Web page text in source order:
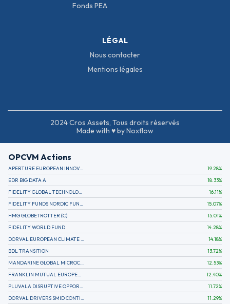
Fonds PEA
LÉGAL
Nous contacter
Mentions légales
2024 Cros Assets, Tous droits réservés
Made with ♥ by Noxflow
OPCVM Actions
APERTURE EUROPEAN INNOVATION 19.28%
EDR BIG DATA A
18.33%
FIDELITY GLOBAL TECHNOLOGY FUND A EUR
16.11%
FIDELITY FUNDS NORDIC FUND A
15.07%
HMG GLOBETROTTER (C)
15.01%
FIDELITY WORLD FUND
14.28%
DORVAL EUROPEAN CLIMATE INITIATIVE R (C)
14.18%
BDL TRANSITION
13.72%
MANDARINE GLOBAL MICROCAP
12.53%
FRANKLIN MUTUAL EUROPEAN FUND A EUR (C)
12.40%
PLUVALA DISRUPTIVE OPPORTUNITIES
11.72%
DORVAL DRIVERS SMID CONTINENTAL EUROPE
11.29%